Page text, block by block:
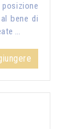
bene di
…